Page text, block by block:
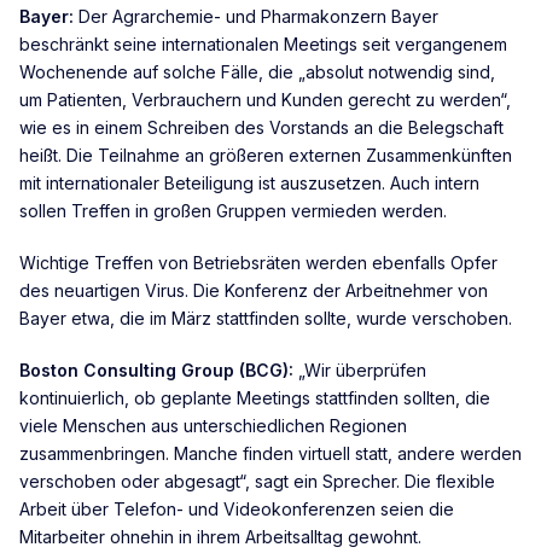
Bayer: Der Agrarchemie- und Pharmakonzern Bayer
beschränkt seine internationalen Meetings seit vergangenem
Wochenende auf solche Fälle, die „absolut notwendig sind,
um Patienten, Verbrauchern und Kunden gerecht zu werden“,
wie es in einem Schreiben des Vorstands an die Belegschaft
heißt. Die Teilnahme an größeren externen Zusammenkünften
mit internationaler Beteiligung ist auszusetzen. Auch intern
sollen Treffen in großen Gruppen vermieden werden.
Wichtige Treffen von Betriebsräten werden ebenfalls Opfer
des neuartigen Virus. Die Konferenz der Arbeitnehmer von
Bayer etwa, die im März stattfinden sollte, wurde verschoben.
Boston Consulting Group (BCG): „Wir überprüfen
kontinuierlich, ob geplante Meetings stattfinden sollten, die
viele Menschen aus unterschiedlichen Regionen
zusammenbringen. Manche finden virtuell statt, andere werden
verschoben oder abgesagt“, sagt ein Sprecher. Die flexible
Arbeit über Telefon- und Videokonferenzen seien die
Mitarbeiter ohnehin in ihrem Arbeitsalltag gewohnt.